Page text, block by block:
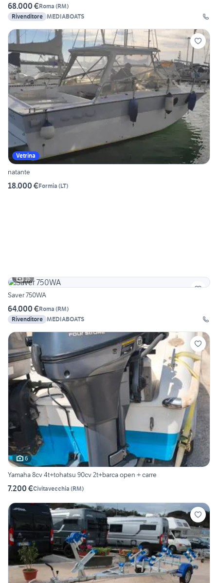
68.000 €Roma (RM)
Rivenditore MEDIABOATS
Vetrina
natante
18.000 €Formia (LT)
16
Saver 750WA
64.000 €Roma (RM)
Rivenditore MEDIABOATS
6
Yamaha 8cv 4t+tohatsu 90cv 2t+barca open + carre
7.200 €Civitavecchia (RM)